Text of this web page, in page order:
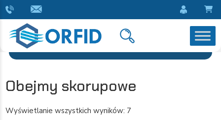
Obejmy skorupowe
Wyświetlanie wszystkich wyników: 7